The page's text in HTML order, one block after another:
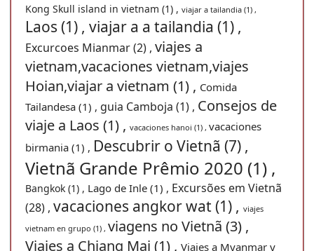
Kong Skull island in vietnam (1) , viajar a tailandia (1) ,
Laos (1) , viajar a a tailandia (1) ,
Excurcoes Mianmar (2) , viajes a
vietnam,vacaciones vietnam,viajes
Hoian,viajar a vietnam (1) , Comida
Tailandesa (1) , guia Camboja (1) , Consejos de
viaje a Laos (1) , vacaciones hanoi (1) , vacaciones
birmania (1) , Descubrir o Vietnã (7) ,
Vietnã Grande Prêmio 2020 (1) ,
Bangkok (1) , Lago de Inle (1) , Excursões em Vietnã
(28) , vacaciones angkor wat (1) , viajes
vietnam en grupo (1) , viagens no Vietnã (3) ,
Viajes a Chiang Mai (1) , Viajes a Myanmar y